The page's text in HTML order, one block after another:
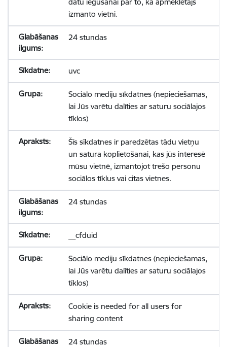
izmanto vietni.
24 stundas
uvc
Sociālo mediju sīkdatnes (nepieciešamas,
lai Jūs varētu dalīties ar saturu sociālajos
tīklos)
Šīs sīkdatnes ir paredzētas tādu vietņu
un satura koplietošanai, kas jūs interesē
mūsu vietnē, izmantojot trešo personu
sociālos tīklus vai citas vietnes.
24 stundas
__cfduid
Sociālo mediju sīkdatnes (nepieciešamas,
lai Jūs varētu dalīties ar saturu sociālajos
tīklos)
Cookie is needed for all users for
sharing content
24 stundas